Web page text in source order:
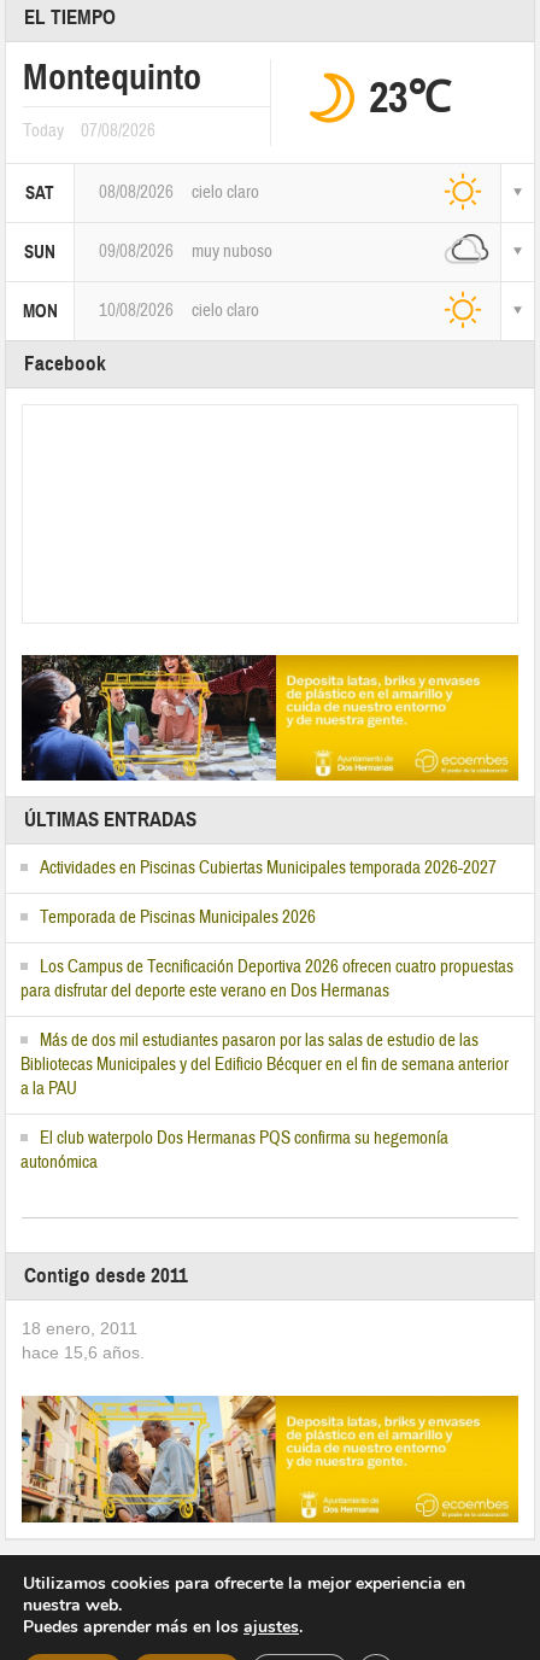
EL TIEMPO
Montequinto
Today 07/08/2026
23℃
SAT 08/08/2026 cielo claro
SUN 09/08/2026 muy nuboso
MON 10/08/2026 cielo claro
Facebook
ÚLTIMAS ENTRADAS
Actividades en Piscinas Cubiertas Municipales temporada 2026-2027
Temporada de Piscinas Municipales 2026
Los Campus de Tecnificación Deportiva 2026 ofrecen cuatro propuestas
para disfrutar del deporte este verano en Dos Hermanas
Más de dos mil estudiantes pasaron por las salas de estudio de las
Bibliotecas Municipales y del Edificio Bécquer en el fin de semana anterior
a la PAU
El club waterpolo Dos Hermanas PQS confirma su hegemonía
autonómica
Contigo desde 2011
18 enero, 2011
hace 15,6 años.
Utilizamos cookies para ofrecerte la mejor experiencia en
nuestra web.
Puedes aprender más en los ajustes.